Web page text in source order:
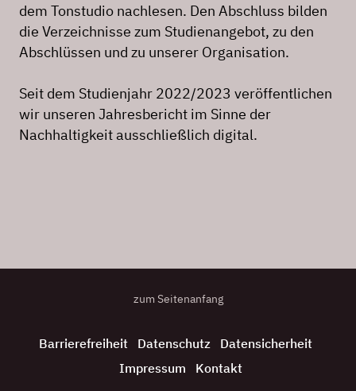
dem Tonstudio nachlesen. Den Abschluss bilden
die Verzeichnisse zum Studienangebot, zu den
Abschlüssen und zu unserer Organisation.
Seit dem Studienjahr 2022/2023 veröffentlichen
wir unseren Jahresbericht im Sinne der
Nachhaltigkeit ausschließlich digital.
zum Seitenanfang
Barrierefreiheit Datenschutz
Datensicherheit
Impressum
Kontakt